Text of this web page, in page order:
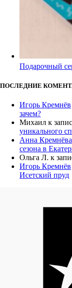
Подарочный
ПОСЛЕДНИЕ
Игорь Кремнёв
зачем?
Михаил к
уникального
Анна Кремнёва
сезона в
Ольга Л. к
Игорь Кремнёв
Исетский пруд